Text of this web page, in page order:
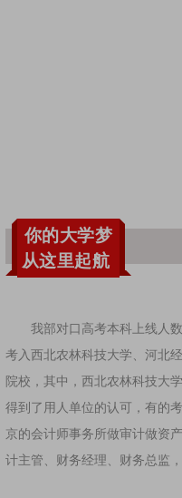
你的大学梦
从这里起航
我部对口高考本科上线人
考入西北农林科技大学、河北
院校，其中，西北农林科技大
得到了用人单位的认可，有的
京的会计师事务所做审计做资
计主管、财务经理、财务总监